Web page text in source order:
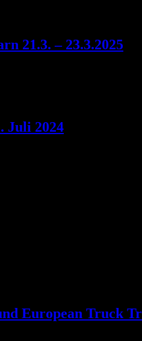
21.3. – 23.3.2025
Juli 2024
European Truck